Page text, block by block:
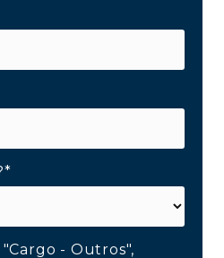
- Outros",